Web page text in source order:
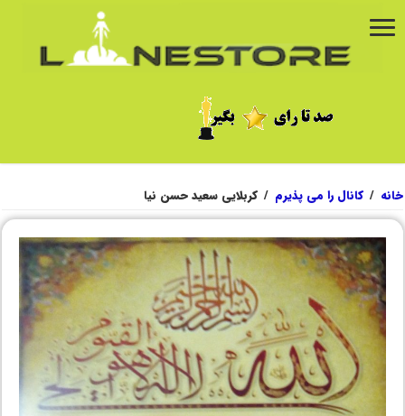
خانه / کانال را می پذیرم / کربلایی سعید حسن نیا